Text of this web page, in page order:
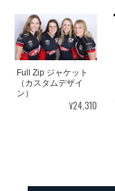
Full Zip ジャケット
（カスタムデザイ
ン）
¥24,310